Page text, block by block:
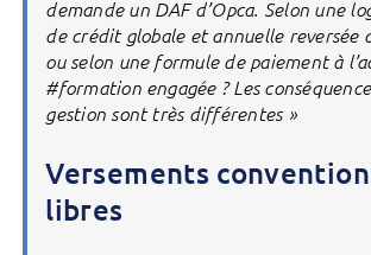
demande un DAF d’Opca. Selon une
de crédit globale et annuelle reversée
ou selon une formule de paiement à
#formation engagée ? Les
gestion sont très différentes »
Versements
libres